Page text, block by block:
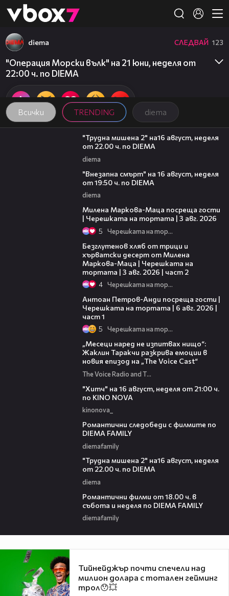
👾
Всички TRENDING diema
diema СЛЕДВАЙ 123
"Операция Морски вълк" на 21 юни, неделя от
22:00 ч. по DIEMA
00:31
"Трудна мишена 2" на16 август, неделя
от 22.00 ч. по DIEMA
diema
"Внезапна смърт" на 16 август, неделя
от 19:50 ч. по DIEMA
diema
Милена Маркова-Маца посреща гости
| Черешката на тортата | 3 авг. 2026
5 Черешката на тортата
Безглутенов хляб от трици и
хърватски десерт от Милена
Маркова-Маца | Черешката на
тортата | 3 авг. 2026 | част 2
4 Черешката на тортата
Антоан Петров-Анди посреща гости |
Черешката на тортата | 6 авг. 2026 |
част 1
5 Черешката на тортата
„Месеци наред не изпитвах нищо“:
Жаклин Таракчи разкрива емоции в
новия епизод на „The Voice Cast“
The Voice Radio and TV Bulgaria
"Хитч" на 16 август, неделя от 21:00 ч.
по KINO NOVA
kinonova_
Романтични следобеди с филмите по
DIEMA FAMILY
diemafamily
"Трудна мишена 2" на16 август, неделя
от 22.00 ч. по DIEMA
diema
Романтични филми от 18.00 ч. в
събота и неделя по DIEMA FAMILY
diemafamily
Тийнейджър почти спечели над
милион долара с тотален гейминг
трол😯💥